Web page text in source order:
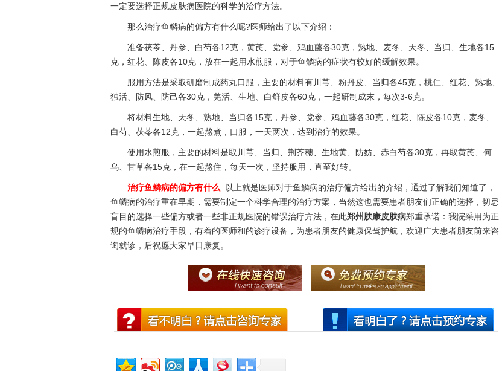
一定要选择正规皮肤病医院的科学的治疗方法。
那么治疗鱼鳞病的偏方有什么呢?医师给出了以下介绍：
准备茯苓、丹参、白芍各12克，黄芪、党参、鸡血藤各30克，熟地、麦冬、天冬、当归、生地各15
克，红花、陈皮各10克，放在一起用水煎服，对于鱼鳞病的症状有较好的缓解效果。
服用方法是采取研磨制成药丸口服，主要的材料有川芎、粉丹皮、当归各45克，桃仁、红花、熟地、
独活、防风、防己各30克，羌活、生地、白鲜皮各60克，一起研制成末，每次3-6克。
将材料生地、天冬、熟地、当归各15克，丹参、党参、鸡血藤各30克，红花、陈皮各10克，麦冬、
白芍、茯苓各12克，一起熬煮，口服，一天两次，达到治疗的效果。
使用水煎服，主要的材料是取川芎、当归、荆芥穗、生地黄、防妨、赤白芍各30克，再取黄芪、何
乌、甘草各15克，在一起熬住，每天一次，坚持服用，直至好转。
治疗鱼鳞病的偏方有什么
以上就是医师对于鱼鳞病的治疗偏方给出的介绍，通过了解我们知道了，
鱼鳞病的治疗重在早期，需要制定一个科学合理的治疗方案，当然这也需要患者朋友们正确的选择，切忌
盲目的选择一些偏方或者一些非正规医院的错误治疗方法，在此郑州肤康皮肤病郑重承诺：我院采用为正
规的鱼鳞病治疗手段，有着的医师和的诊疗设备，为患者朋友的健康保驾护航，欢迎广大患者朋友前来咨
询就诊，后祝愿大家早日康复。